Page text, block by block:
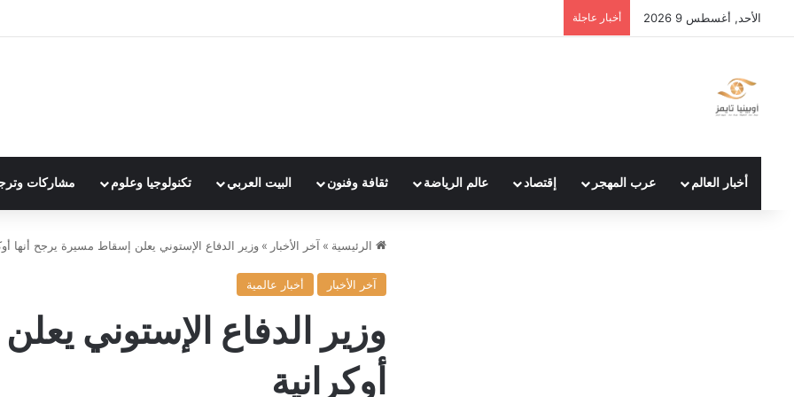
الأحد, أغسطس 9 2026 أخبار عاجلة
أخبار العالم عرب المهجر إقتصاد عالم الرياضة ثقافة وفنون البيت العربي تكنولوجيا وعلوم مشاركات
الرئيسية » آخر الأخبار » وزير الدفاع الإستوني يعلن إسقاط مسيرة يرجح أنها
آخر الأخبار أخبار عالمية
وزير الدفاع الإستوني
أوكرانية